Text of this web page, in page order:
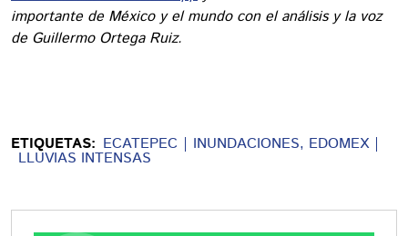
importante de México y el mundo con el análisis y la voz
de Guillermo Ortega Ruiz.
ETIQUETAS: ECATEPEC INUNDACIONES, EDOMEX
LLUVIAS INTENSAS